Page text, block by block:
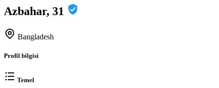
Azbahar, 31
Bangladesh
Profil bilgisi
Temel